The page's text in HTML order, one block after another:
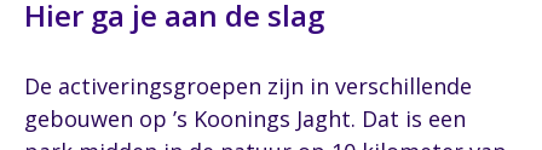
Hier ga je aan de slag
De activeringsgroepen zijn in verschillende
gebouwen op ’s Koonings Jaght. Dat is een